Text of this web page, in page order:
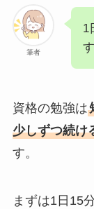
筆者
1
す
資格の勉強は
少しずつ続け
す。
まずは1日15